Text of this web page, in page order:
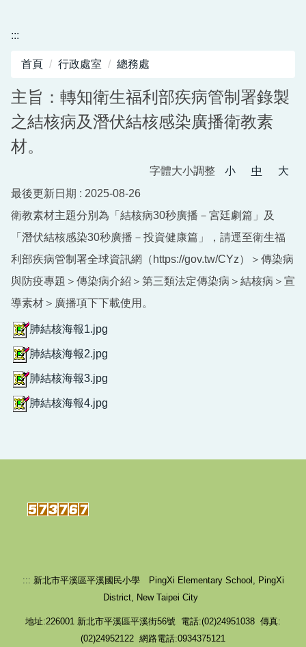
新北市平溪國小-職業安全衛生工作守則暨其他管
理計畫
:::
首頁 行政處室 總務處
主旨：轉知衛生福利部疾病管制署錄製
之結核病及潛伏結核感染廣播衛教素
材。
字體大小調整 小 中
大
最後更新日期 : 2025-08-26
衛教素材主題分別為「結核病30秒廣播－宮廷劇篇」及
「潛伏結核感染30秒廣播－投資健康篇」，請逕至衛生福
利部疾病管制署全球資訊網（https://gov.tw/CYz）＞傳染病
與防疫專題＞傳染病介紹＞第三類法定傳染病＞結核病＞宣
導素材＞廣播項下下載使用。
肺結核海報1.jpg
肺結核海報2.jpg
肺結核海報3.jpg
肺結核海報4.jpg
::: 新北市平溪區平溪國民小學 PingXi Elementary School, PingXi
District, New Taipei City
地址:226001 新北市平溪區平溪街56號 電話:(02)24951038 傳真:
(02)24952122 網路電話:0934375121